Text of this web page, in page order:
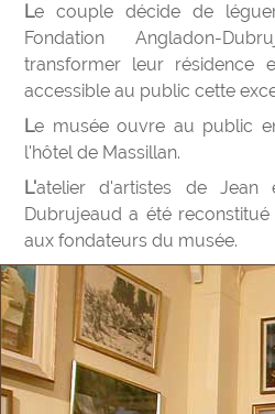
Le couple décide de léguer leur patrimoine à la
Fondation Angladon-
transformer leur résidence
accessible au public cette
Le musée ouvre au public en novembre 1996 dans
l'hôtel de Massillan.
L'atelier d'artistes de Jean et Paulette Angladon-
Dubrujeaud a été
aux fondateurs du musée.